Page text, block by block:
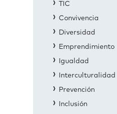
TIC
Convivencia
Diversidad
Emprendimiento
Igualdad
Interculturalidad
Prevención
Inclusión